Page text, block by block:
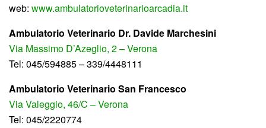
web: www.ambulatorioveterinarioarcadia.it
Ambulatorio Veterinario Dr. Davide Marchesini
Via Massimo D’Azeglio, 2 – Verona
Tel: 045/594885 – 339/4448111
Ambulatorio Veterinario San Francesco
Via Valeggio, 46/C – Verona
Tel: 045/2220774